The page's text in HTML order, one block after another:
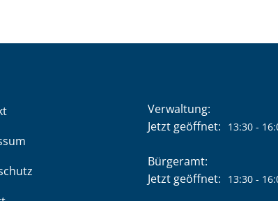
Verwaltung:
Klicken, um weitere
Jetzt geöffnet: 13:30 -
Bürgeramt:
Klicken, um weitere
Jetzt geöffnet: 13:30 -